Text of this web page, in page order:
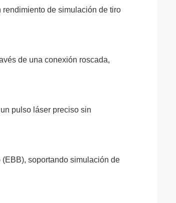
de simulación de tiro
de una conexión roscada,
pulso láser preciso sin
soportando simulación de